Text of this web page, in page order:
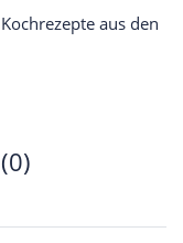
aus den
(0)